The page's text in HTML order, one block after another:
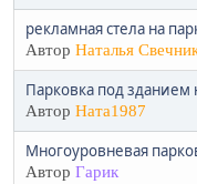
рекламная стела на
Автор Наталья
Парковка под зданием
Автор Ната1987
Многоуровневая
Автор Гарик